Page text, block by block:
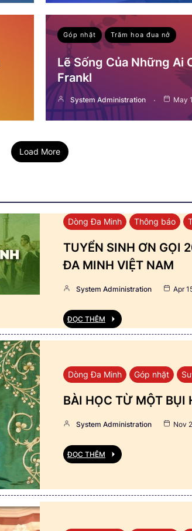
Góp nhặt Trăm hoa đua nở
Lẽ Sống Của Những Ai
Frankl
System Administration May
Load More
Dòng Đa Minh Thông báo
TUYỂN SINH ƠN GỌI
ĐA MINH VIỆT NAM
System Administration Apr
ĐỌC THÊM
Dòng Đa Minh Góp nhặt
BÀI HỌC TỪ MỘT BỤI
System Administration Nov
ĐỌC THÊM